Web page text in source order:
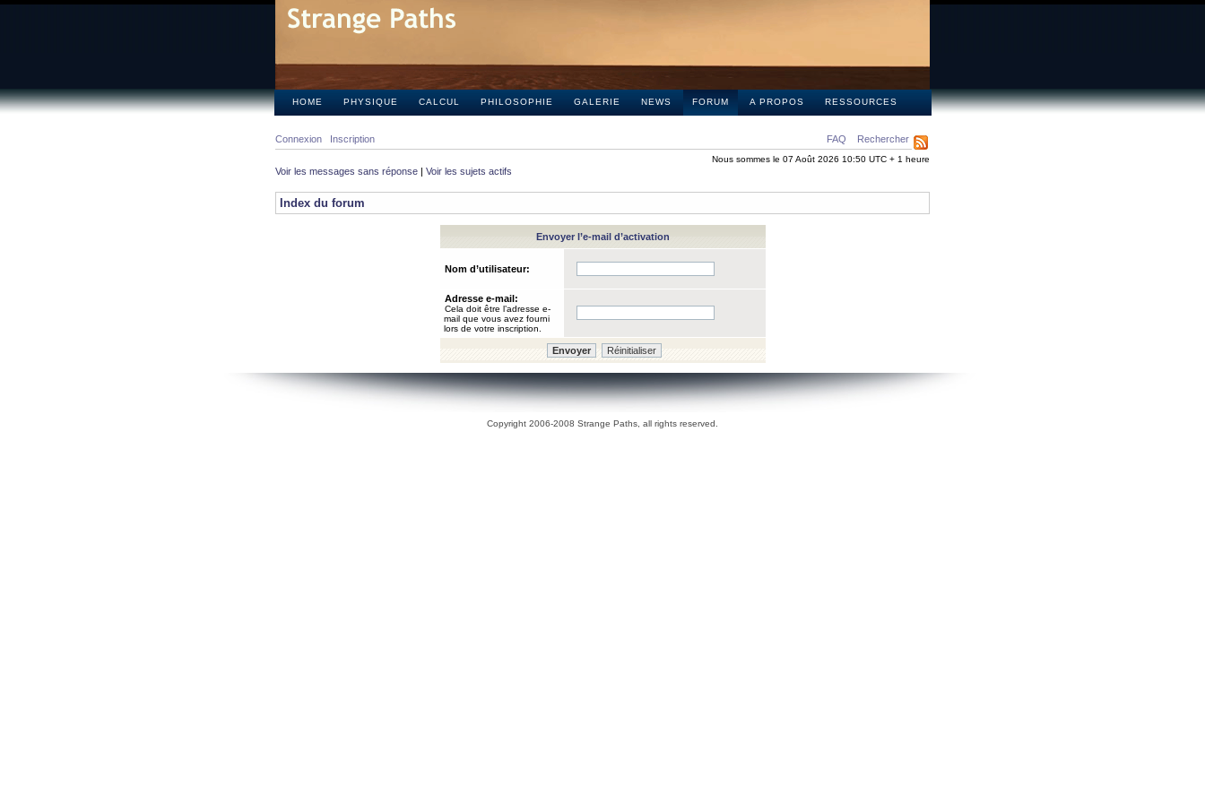
HOME PHYSIQUE CALCUL PHILOSOPHIE GALERIE NEWS FORUM A PROPOS RESSOURCES
FAQ Rechercher
Connexion Inscription
Nous sommes le 07 Août 2026 10:50 UTC + 1 heure
Voir les messages sans réponse | Voir les sujets actifs
Index du forum
Envoyer l’e-mail d’activation
Nom d’utilisateur:
Adresse e-mail:
Cela doit être l’adresse e-
mail que vous avez fourni
lors de votre inscription.
Copyright 2006-2008 Strange Paths, all rights reserved.